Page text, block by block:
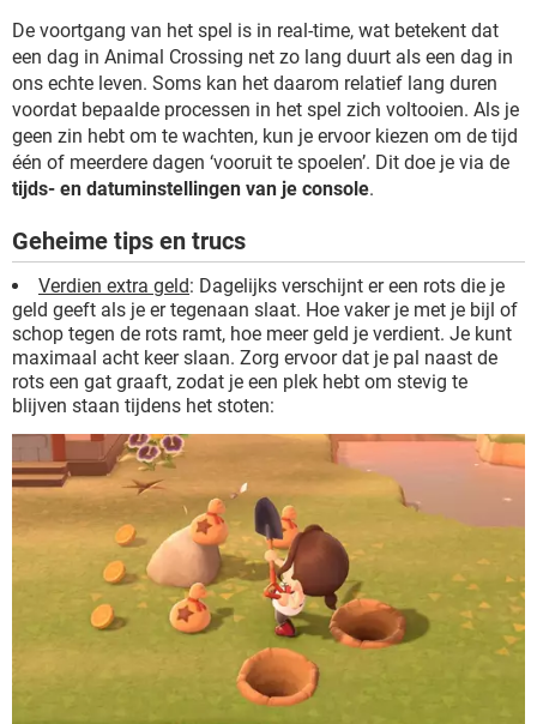
De voortgang van het spel is in real-time, wat betekent dat
een dag in Animal Crossing net zo lang duurt als een dag in
ons echte leven. Soms kan het daarom relatief lang duren
voordat bepaalde processen in het spel zich voltooien. Als je
geen zin hebt om te wachten, kun je ervoor kiezen om de tijd
één of meerdere dagen ‘vooruit te spoelen’. Dit doe je via de
tijds- en datuminstellingen van je console.
Geheime tips en trucs
Verdien extra geld: Dagelijks verschijnt er een rots die je
geld geeft als je er tegenaan slaat. Hoe vaker je met je bijl of
schop tegen de rots ramt, hoe meer geld je verdient. Je kunt
maximaal acht keer slaan. Zorg ervoor dat je pal naast de
rots een gat graaft, zodat je een plek hebt om stevig te
blijven staan tijdens het stoten: